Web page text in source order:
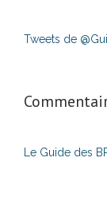
Tweets de
Le Guide des